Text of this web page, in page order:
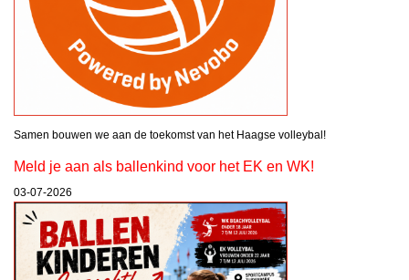
Samen bouwen we aan de toekomst van het Haagse volleybal!
Meld je aan als ballenkind voor het EK en WK!
03-07-2026